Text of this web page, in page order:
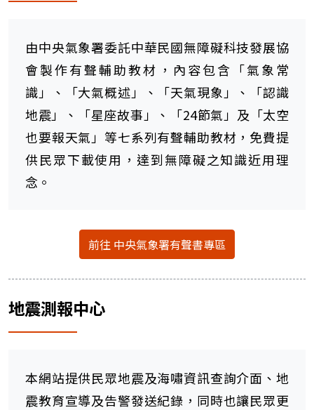
由中央氣象署委託中華民國無障礙科技發展協
會製作有聲輔助教材，內容包含「氣象常
識」、「大氣概述」、「天氣現象」、「認識
地震」、「星座故事」、「24節氣」及「太空
也要報天氣」等七系列有聲輔助教材，免費提
供民眾下載使用，達到無障礙之知識近用理
念。
前往 中央氣象署有聲書專區
地震測報中心
本網站提供民眾地震及海嘯資訊查詢介面、地
震教育宣導及告警發送紀錄，同時也讓民眾更